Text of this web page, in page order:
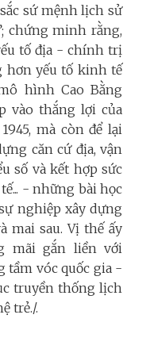
sứ mệnh lịch sử
chứng minh rằng,
tố địa - chính trị
hơn yếu tố kinh tế
hình Cao Bằng
vào thắng lợi của
mà còn để lại
căn cứ địa, vận
số và kết hợp sức
- những bài học
nghiệp xây dựng
mai sau. Vị thế ấy
mãi gắn liền với
tầm vóc quốc gia -
truyền thống lịch
trẻ./.